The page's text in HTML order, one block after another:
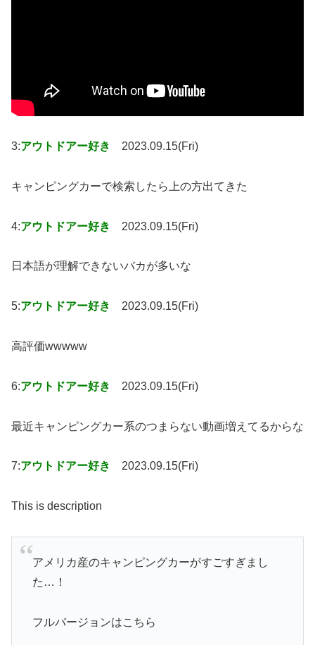
3:アウトドアー好き 2023.09.15(Fri)
キャンピングカーで検索したら上の方出てきた
4:アウトドアー好き 2023.09.15(Fri)
日本語が理解できないバカが多いな
5:アウトドアー好き 2023.09.15(Fri)
高評価wwwww
6:アウトドアー好き 2023.09.15(Fri)
最近キャンピングカー系のつまらない動画増えてるからな
7:アウトドアー好き 2023.09.15(Fri)
This is description
アメリカ産のキャンピングカーがすごすぎまし
た…！
フルバージョンはこちら